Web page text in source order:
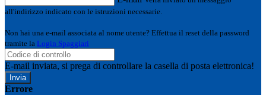
all'indirizzo indicato con le istruzioni necessarie.
Non hai una e-mail associata al nome utente? Effettua il reset della password
tramite la Login Spaggiari
E-mail inviata, si prega di controllare la casella di posta elettronica!
Errore